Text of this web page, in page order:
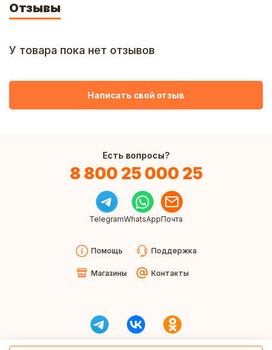
Отзывы
У товара пока нет отзывов
Написать свой отзыв
Есть вопросы?
8 800 25 000 25
TelegramWhatsAppПочта
Помощь Поддержка
Магазины Контакты